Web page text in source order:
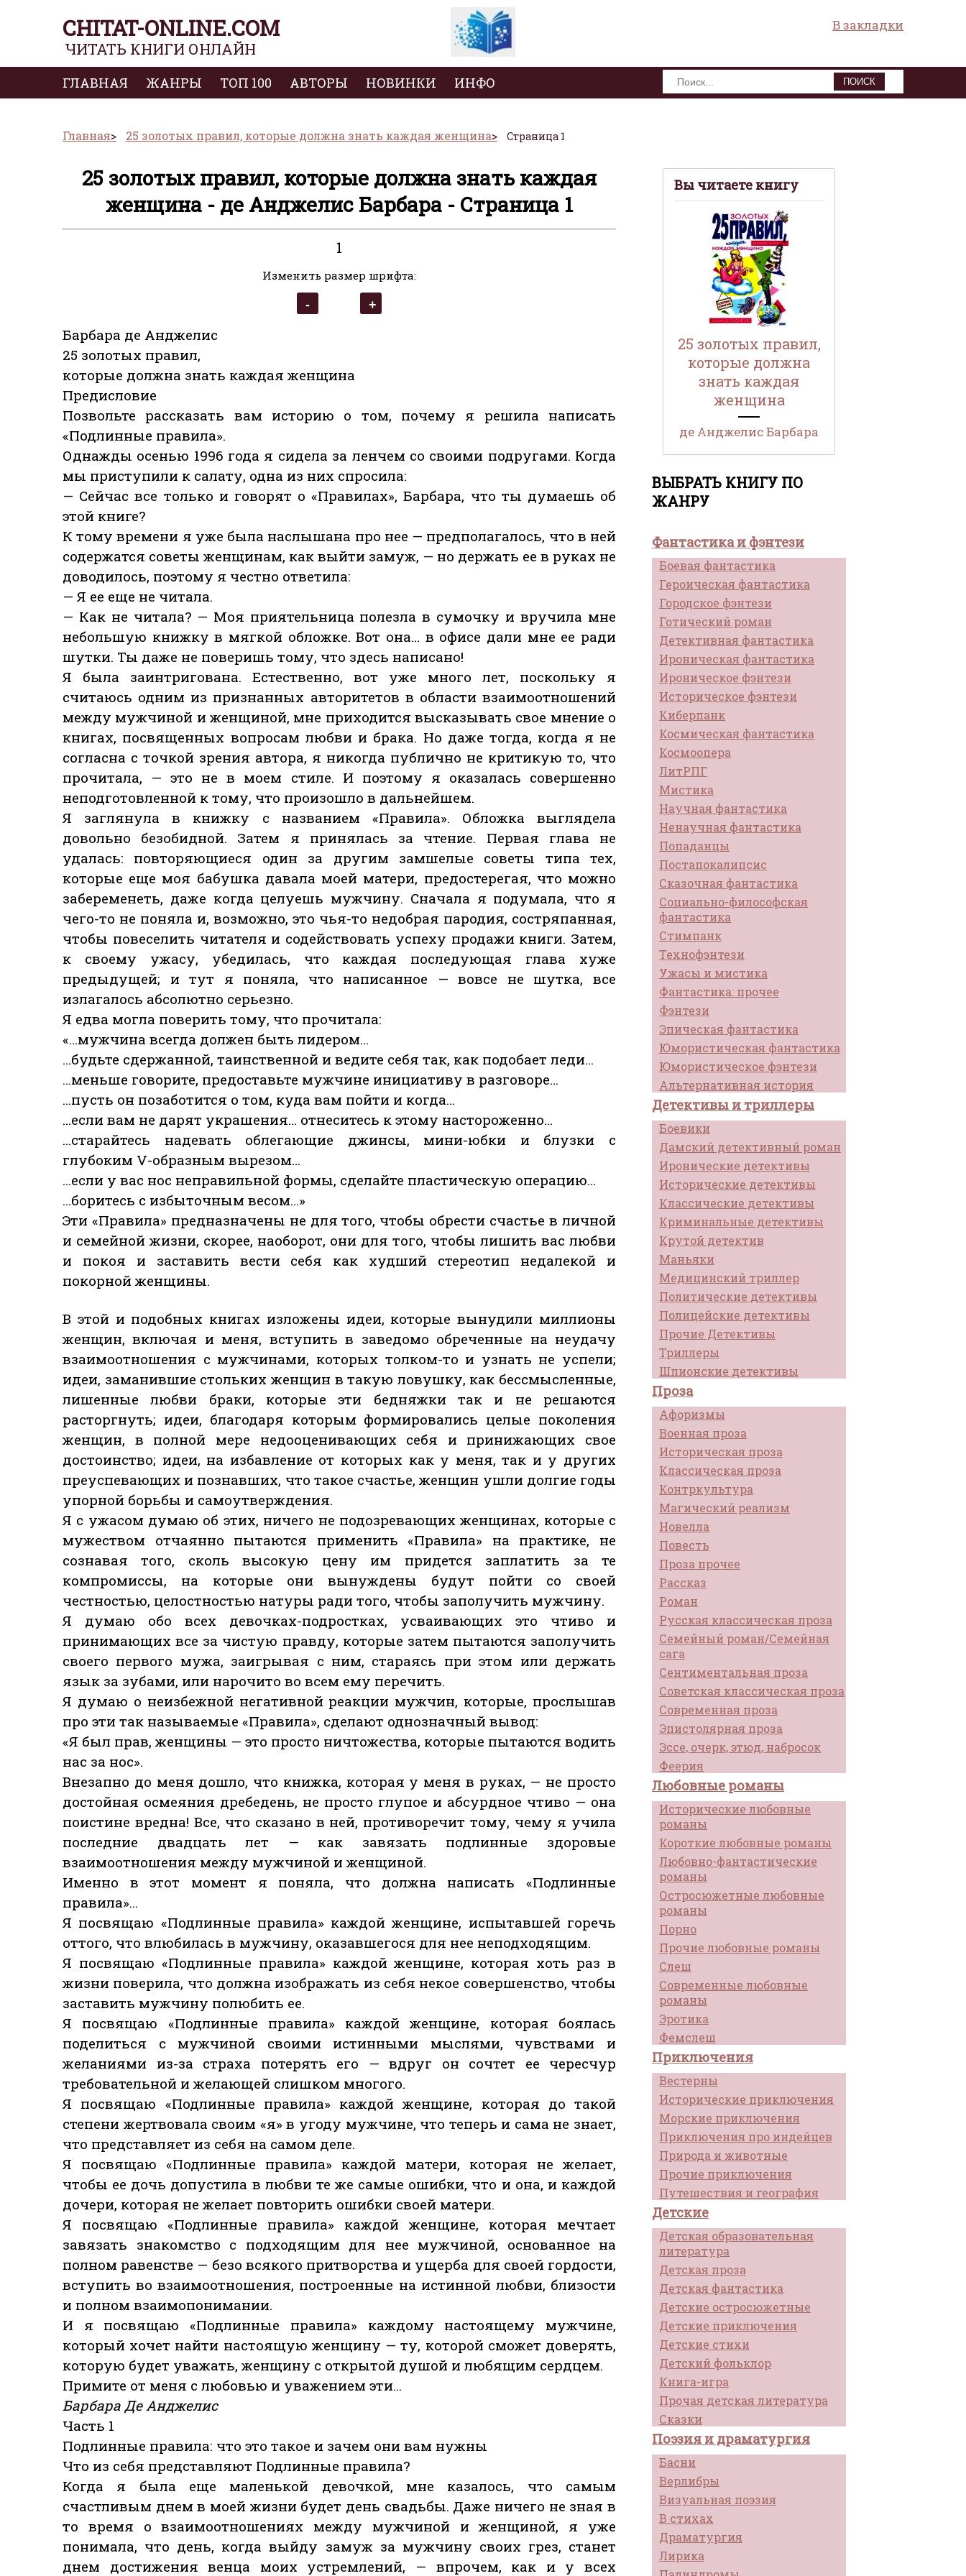
CHITAT-ONLINE.COM
ЧИТАТЬ КНИГИ ОНЛАЙН
В закладки
ГЛАВНАЯ ЖАНРЫ ТОП 100 АВТОРЫ НОВИНКИ ИНФО ПОИСК
Главная 25 золотых правил, которые должна знать каждая женщина Страница 1
Вы читаете книгу
25 золотых правил,
которые должна
знать каждая
женщина
де Анджелис Барбара
ВЫБРАТЬ КНИГУ ПО
ЖАНРУ
Фантастика и фэнтези
Боевая фантастика
Героическая фантастика
Городское фэнтези
Готический роман
Детективная фантастика
Ироническая фантастика
Ироническое фэнтези
Историческое фэнтези
Киберпанк
Космическая фантастика
Космоопера
ЛитРПГ
Мистика
Научная фантастика
Ненаучная фантастика
Попаданцы
Постапокалипсис
Сказочная фантастика
Социально-философская
фантастика
Стимпанк
Технофэнтези
Ужасы и мистика
Фантастика: прочее
Фэнтези
Эпическая фантастика
Юмористическая фантастика
Юмористическое фэнтези
Альтернативная история
Детективы и триллеры
Боевики
Дамский детективный роман
Иронические детективы
Исторические детективы
Классические детективы
Криминальные детективы
Крутой детектив
Маньяки
Медицинский триллер
Политические детективы
Полицейские детективы
Прочие Детективы
Триллеры
Шпионские детективы
Проза
Афоризмы
Военная проза
Историческая проза
Классическая проза
Контркультура
Магический реализм
Новелла
Повесть
Проза прочее
Рассказ
Роман
Русская классическая проза
Семейный роман/Семейная
сага
Сентиментальная проза
Советская классическая проза
Современная проза
Эпистолярная проза
Эссе, очерк, этюд, набросок
Феерия
Любовные романы
Исторические любовные
романы
Короткие любовные романы
Любовно-фантастические
романы
Остросюжетные любовные
романы
Порно
Прочие любовные романы
Слеш
Современные любовные
романы
Эротика
Фемслеш
Приключения
Вестерны
Исторические приключения
Морские приключения
Приключения про индейцев
Природа и животные
Прочие приключения
Путешествия и география
Детские
Детская образовательная
литература
Детская проза
Детская фантастика
Детские остросюжетные
Детские приключения
Детские стихи
Детский фольклор
Книга-игра
Прочая детская литература
Сказки
Поэзия и драматургия
Басни
Верлибры
Визуальная поэзия
В стихах
Драматургия
Лирика
25 золотых правил, которые должна знать каждая
женщина - де Анджелис Барбара - Страница 1
1
Изменить размер шрифта:
Барбара де Анджелис
25 золотых правил,
которые должна знать каждая женщина
Предисловие
Позвольте рассказать вам историю о том, почему я решила написать
«Подлинные правила».
Однажды осенью 1996 года я сидела за ленчем со своими подругами. Когда
мы приступили к салату, одна из них спросила:
— Сейчас все только и говорят о «Правилах», Барбара, что ты думаешь об
этой книге?
К тому времени я уже была наслышана про нее — предполагалось, что в ней
содержатся советы женщинам, как выйти замуж, — но держать ее в руках не
доводилось, поэтому я честно ответила:
— Я ее еще не читала.
— Как не читала? — Моя приятельница полезла в сумочку и вручила мне
небольшую книжку в мягкой обложке. Вот она… в офисе дали мне ее ради
шутки. Ты даже не поверишь тому, что здесь написано!
Я была заинтригована. Естественно, вот уже много лет, поскольку я
считаюсь одним из признанных авторитетов в области взаимоотношений
между мужчиной и женщиной, мне приходится высказывать свое мнение о
книгах, посвященных вопросам любви и брака. Но даже тогда, когда я не
согласна с точкой зрения автора, я никогда публично не критикую то, что
прочитала, — это не в моем стиле. И поэтому я оказалась совершенно
неподготовленной к тому, что произошло в дальнейшем.
Я заглянула в книжку с названием «Правила». Обложка выглядела
довольно безобидной. Затем я принялась за чтение. Первая глава не
удалась: повторяющиеся один за другим замшелые советы типа тех,
которые еще моя бабушка давала моей матери, предостерегая, что можно
забеременеть, даже когда целуешь мужчину. Сначала я подумала, что я
чего-то не поняла и, возможно, это чья-то недобрая пародия, состряпанная,
чтобы повеселить читателя и содействовать успеху продажи книги. Затем,
к своему ужасу, убедилась, что каждая последующая глава хуже
предыдущей; и тут я поняла, что написанное — вовсе не шутка, все
излагалось абсолютно серьезно.
Я едва могла поверить тому, что прочитала:
«…мужчина всегда должен быть лидером…
…будьте сдержанной, таинственной и ведите себя так, как подобает леди…
…меньше говорите, предоставьте мужчине инициативу в разговоре…
…пусть он позаботится о том, куда вам пойти и когда…
…если вам не дарят украшения… отнеситесь к этому настороженно…
…старайтесь надевать облегающие джинсы, мини-юбки и блузки с
глубоким V-образным вырезом…
…если у вас нос неправильной формы, сделайте пластическую операцию…
…боритесь с избыточным весом…»
Эти «Правила» предназначены не для того, чтобы обрести счастье в личной
и семейной жизни, скорее, наоборот, они для того, чтобы лишить вас любви
и покоя и заставить вести себя как худший стереотип недалекой и
покорной женщины.
В этой и подобных книгах изложены идеи, которые вынудили миллионы
женщин, включая и меня, вступить в заведомо обреченные на неудачу
взаимоотношения с мужчинами, которых толком-то и узнать не успели;
идеи, заманившие стольких женщин в такую ловушку, как бессмысленные,
лишенные любви браки, которые эти бедняжки так и не решаются
расторгнуть; идеи, благодаря которым формировались целые поколения
женщин, в полной мере недооценивающих себя и принижающих свое
достоинство; идеи, на избавление от которых как у меня, так и у других
преуспевающих и познавших, что такое счастье, женщин ушли долгие годы
упорной борьбы и самоутверждения.
Я с ужасом думаю об этих, ничего не подозревающих женщинах, которые с
мужеством отчаянно пытаются применить «Правила» на практике, не
сознавая того, сколь высокую цену им придется заплатить за те
компромиссы, на которые они вынуждены будут пойти со своей
честностью, целостностью натуры ради того, чтобы заполучить мужчину.
Я думаю обо всех девочках-подростках, усваивающих это чтиво и
принимающих все за чистую правду, которые затем пытаются заполучить
своего первого мужа, заигрывая с ним, стараясь при этом или держать
язык за зубами, или нарочито во всем ему перечить.
Я думаю о неизбежной негативной реакции мужчин, которые, прослышав
про эти так называемые «Правила», сделают однозначный вывод:
«Я был прав, женщины — это просто ничтожества, которые пытаются водить
нас за нос».
Внезапно до меня дошло, что книжка, которая у меня в руках, — не просто
достойная осмеяния дребедень, не просто глупое и абсурдное чтиво — она
поистине вредна! Все, что сказано в ней, противоречит тому, чему я учила
последние двадцать лет — как завязать подлинные здоровые
взаимоотношения между мужчиной и женщиной.
Именно в этот момент я поняла, что должна написать «Подлинные
правила»…
Я посвящаю «Подлинные правила» каждой женщине, испытавшей горечь
оттого, что влюбилась в мужчину, оказавшегося для нее неподходящим.
Я посвящаю «Подлинные правила» каждой женщине, которая хоть раз в
жизни поверила, что должна изображать из себя некое совершенство, чтобы
заставить мужчину полюбить ее.
Я посвящаю «Подлинные правила» каждой женщине, которая боялась
поделиться с мужчиной своими истинными мыслями, чувствами и
желаниями из-за страха потерять его — вдруг он сочтет ее чересчур
требовательной и желающей слишком многого.
Я посвящаю «Подлинные правила» каждой женщине, которая до такой
степени жертвовала своим «я» в угоду мужчине, что теперь и сама не знает,
что представляет из себя на самом деле.
Я посвящаю «Подлинные правила» каждой матери, которая не желает,
чтобы ее дочь допустила в любви те же самые ошибки, что и она, и каждой
дочери, которая не желает повторить ошибки своей матери.
Я посвящаю «Подлинные правила» каждой женщине, которая мечтает
завязать знакомство с подходящим для нее мужчиной, основанное на
полном равенстве — безо всякого притворства и ущерба для своей гордости,
вступить во взаимоотношения, построенные на истинной любви, близости
и полном взаимопонимании.
И я посвящаю «Подлинные правила» каждому настоящему мужчине,
который хочет найти настоящую женщину — ту, которой сможет доверять,
которую будет уважать, женщину с открытой душой и любящим сердцем.
Примите от меня с любовью и уважением эти…
Барбара Де Анджелис
Часть 1
Подлинные правила: что это такое и зачем они вам нужны
Что из себя представляют Подлинные правила?
Когда я была еще маленькой девочкой, мне казалось, что самым
счастливым днем в моей жизни будет день свадьбы. Даже ничего не зная в
то время о взаимоотношениях между мужчиной и женщиной, я уже
понимала, что день, когда выйду замуж за мужчину своих грез, станет
днем достижения венца моих устремлений, — впрочем, как и у всех